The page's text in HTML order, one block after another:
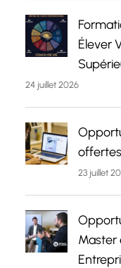
Élever
24 juillet 2026
23 juillet
Master